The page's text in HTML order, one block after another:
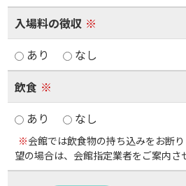
入場料の徴収 ※
あり
なし
飲食 ※
あり
なし
※会館では飲食物の持ち込みをお断
望の場合は、会館指定業者をご案内さ